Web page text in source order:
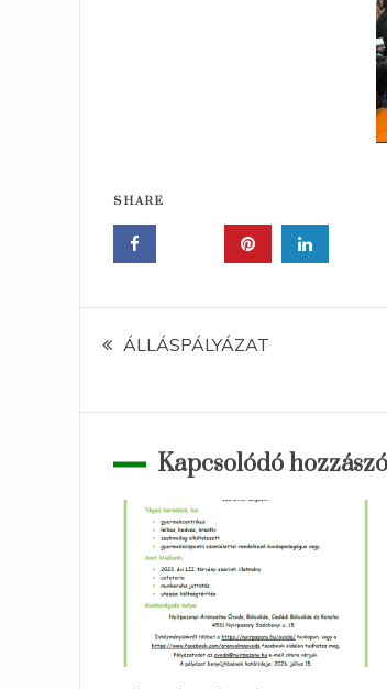
SHARE
Bejegyzés
ÁLLÁSPÁLYÁZAT
Kapcsolódó